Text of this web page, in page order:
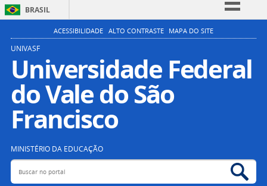
BRASIL
Simplifique!
Participe
Acesso à informação
Legislação
ACESSIBILIDADE ALTO CONTRASTE MAPA DO SITE
UNIVASF
Universidade Federal
do Vale do São
Francisco
MINISTÉRIO DA EDUCAÇÃO
Buscar no portal